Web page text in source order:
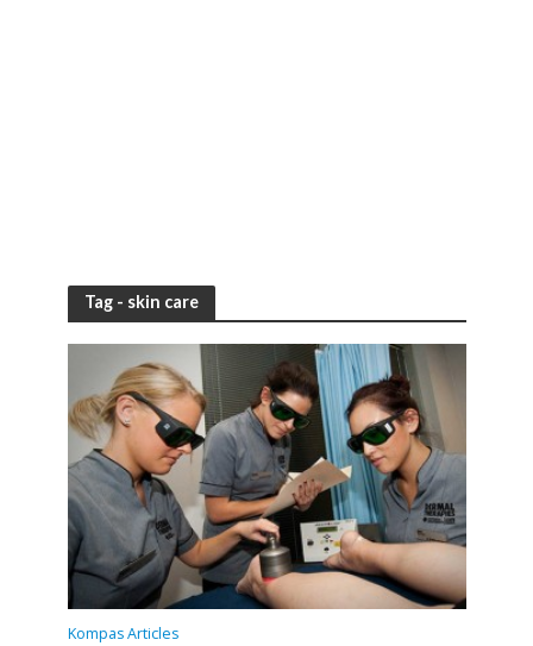
Tag - skin care
Kompas Articles